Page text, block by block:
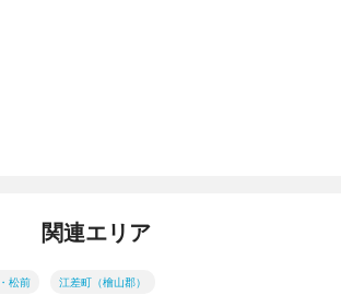
関連エリア
松前 江差町（檜山郡）